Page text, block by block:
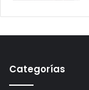
Categorías